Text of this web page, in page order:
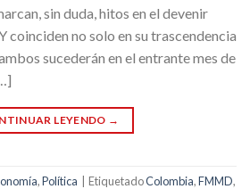
sin duda, hitos en el devenir
coinciden no solo en su trascendencia
sucederán en el entrante mes de
LEYENDO →
,Política EtiquetadoColombia,FMMD,